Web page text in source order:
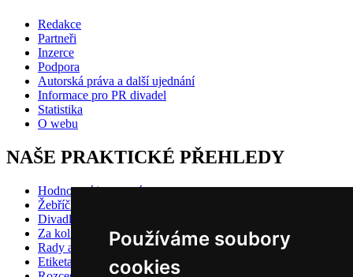
Používáme soubory
cookies
Redakce
Partneři
Inzerce
Podpora
Autorská práva a další ujednání
Informace pro PR divadel
Statistika
O webu
NAŠE PRAKTICKÉ PŘEHLEDY
Hodnocení inscenací
Žebříčky
Divadlo pro děti
Za kolik do divadla?
Rady a doporučení
Etiketa?